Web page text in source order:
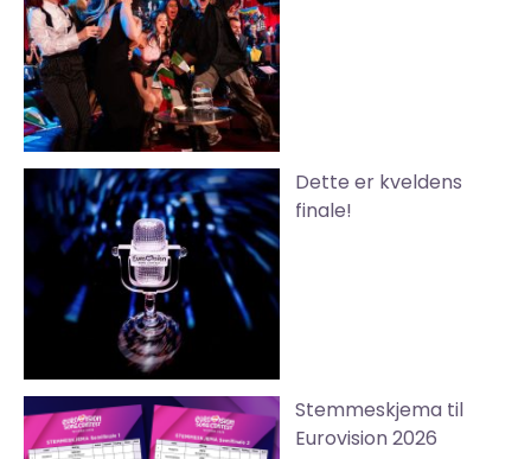
Dette er kveldens
finale!
Stemmeskjema til
Eurovision 2026